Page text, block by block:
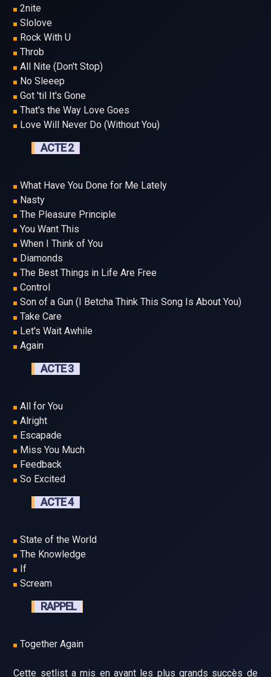
2nite
Slolove
Rock With U
Throb
All Nite (Don't Stop)
No Sleeep
Got 'til It's Gone
That's the Way Love Goes
Love Will Never Do (Without You)
ACTE 2
What Have You Done for Me Lately
Nasty
The Pleasure Principle
You Want This
When I Think of You
Diamonds
The Best Things in Life Are Free
Control
Son of a Gun (I Betcha Think This Song Is About You)
Take Care
Let's Wait Awhile
Again
ACTE 3
All for You
Alright
Escapade
Miss You Much
Feedback
So Excited
ACTE 4
State of the World
The Knowledge
If
Scream
RAPPEL
Together Again
Cette setlist a mis en avant les plus grands succès de